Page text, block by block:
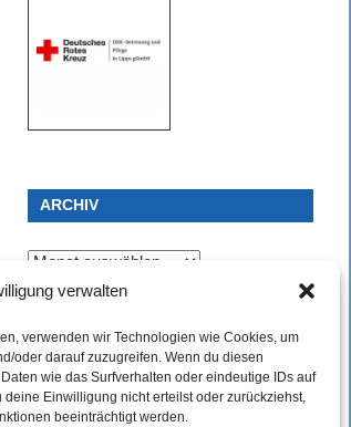
verwalten
verwenden wir Technologien wie Cookies, um
oder darauf zuzugreifen. Wenn du diesen
wie das Surfverhalten oder eindeutige IDs auf
Einwilligung nicht erteilst oder zurückziehst,
beeinträchtigt werden.
ARCHIV
Archiv